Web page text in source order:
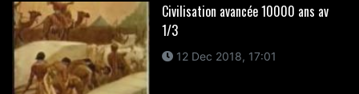
Civilisation avancée 10000 ans av
1/3
12 Dec 2018, 17:01